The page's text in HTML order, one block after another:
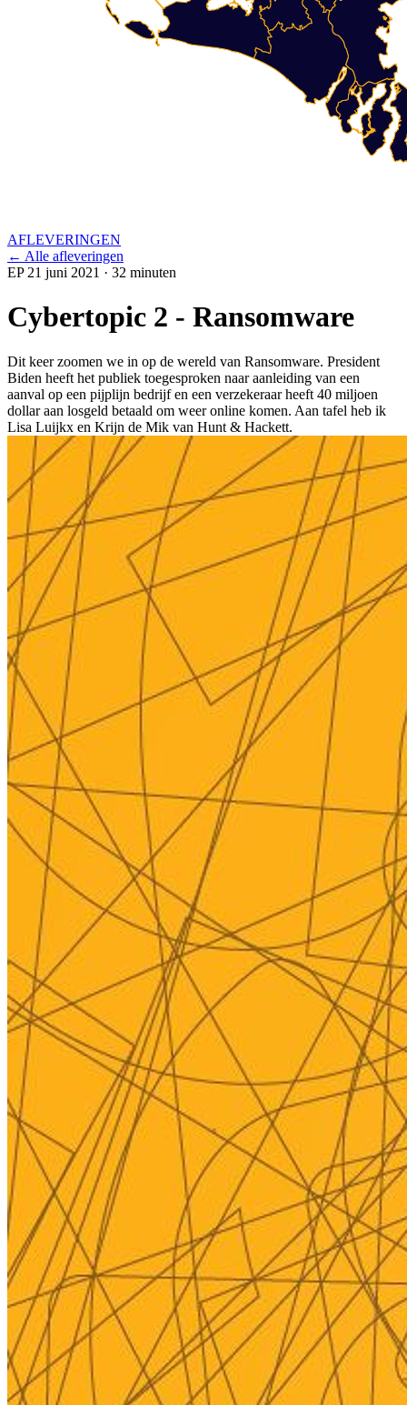
AFLEVERINGEN
← Alle afleveringen
EP 21 juni 2021 · 32 minuten
Cybertopic 2 - Ransomware
Dit keer zoomen we in op de wereld van Ransomware. President
Biden heeft het publiek toegesproken naar aanleiding van een
aanval op een pijplijn bedrijf en een verzekeraar heeft 40 miljoen
dollar aan losgeld betaald om weer online komen. Aan tafel heb ik
Lisa Luijkx en Krijn de Mik van Hunt & Hackett.